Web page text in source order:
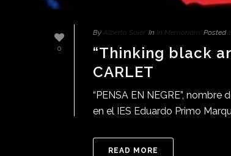
0
By Alberto Soler In In Memoriam Posted
“Thinking black
CARLET
“PENSA EN NEGRE”,
en el IES Eduardo Primo
READ MORE